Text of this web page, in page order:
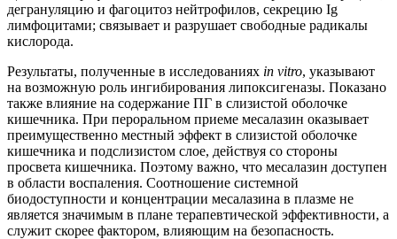
дегрануляцию и фагоцитоз нейтрофилов, секрецию Ig
лимфоцитами; связывает и разрушает свободные радикалы
кислорода.
Результаты, полученные в исследованиях in vitro, указывают
на возможную роль ингибирования липоксигеназы. Показано
также влияние на содержание ПГ в слизистой оболочке
кишечника. При пероральном приеме месалазин оказывает
преимущественно местный эффект в слизистой оболочке
кишечника и подслизистом слое, действуя со стороны
просвета кишечника. Поэтому важно, что месалазин доступен
в области воспаления. Соотношение системной
биодоступности и концентрации месалазина в плазме не
является значимым в плане терапевтической эффективности, а
служит скорее фактором, влияющим на безопасность.